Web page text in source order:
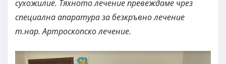
сухожилие. Тяхното лечение превеждаме чрез
специална апаратура за безкръвно лечение
т.нар. Артроскопско лечение.